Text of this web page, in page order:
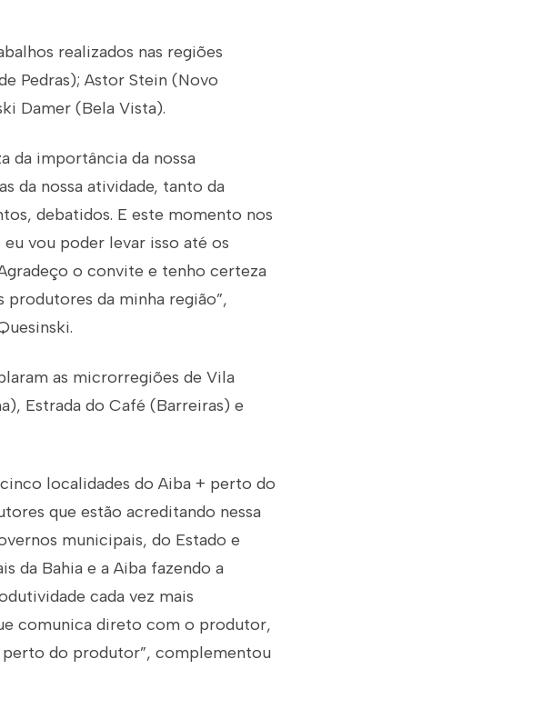
realizados nas regiões
Pedras); Astor Stein (Novo
Damer (Bela Vista).
da importância da nossa
da nossa atividade, tanto da
debatidos. E este momento nos
vou poder levar isso até os
o convite e tenho certeza
da minha região”,
as microrregiões de Vila
Estrada do Café (Barreiras) e
localidades do Aiba + perto do
que estão acreditando nessa
municipais, do Estado e
da Bahia e a Aiba fazendo a
cada vez mais
comunica direto com o produtor,
perto do produtor”, complementou